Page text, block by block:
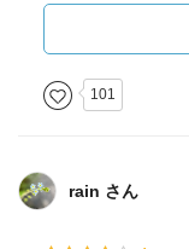
愛も発展してい
目標がこの事件き
まっていく。それ
一人間としても
そこに奈良の兄妹
の事件があったか
101
rain さん